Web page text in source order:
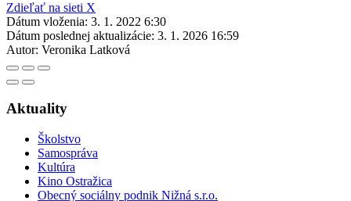
Zdieľať na sieti X
Dátum vloženia: 3. 1. 2022 6:30
Dátum poslednej aktualizácie: 3. 1. 2026 16:59
Autor: Veronika Latková
Aktuality
Školstvo
Samospráva
Kultúra
Kino Ostražica
Obecný sociálny podnik Nižná s.r.o.